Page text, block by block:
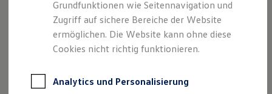
Autokredit mit Schlussrate
Versicherungen und Garantien
Kfz-Versicherung
Restschuldversicherungen
Garantien
Professional Class bei Volkswagen
Copyright 2013-present, Facebook, Inc.
react-transition-group, Version 4.4.2
Copyright (C) 2018, React Community Forked from
Copyright 2013-present, Facebook, Inc.
Grundfunktionen wie Seitennavigation und
Zugriff auf sichere Bereiche der Website
ermöglichen. Die Website kann ohne diese
Cookies nicht richtig funktionieren.
Analytics und Personalisierung